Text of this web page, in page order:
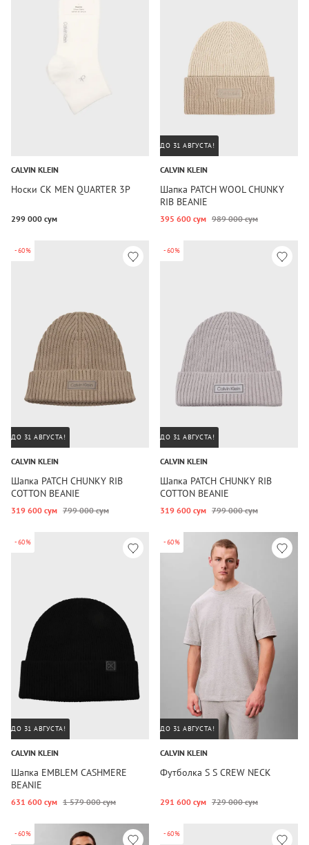
CALVIN KLEIN
Носки CK MEN QUARTER 3P
299 000 сум
ДО 31 АВГУСТА!
CALVIN KLEIN
Шапка PATCH WOOL CHUNKY
RIB BEANIE
395 600 сум 989 000 сум
-60%
ДО 31 АВГУСТА!
CALVIN KLEIN
Шапка PATCH CHUNKY RIB
COTTON BEANIE
319 600 сум 799 000 сум
-60%
ДО 31 АВГУСТА!
CALVIN KLEIN
Шапка PATCH CHUNKY RIB
COTTON BEANIE
319 600 сум 799 000 сум
-60%
ДО 31 АВГУСТА!
CALVIN KLEIN
Шапка EMBLEM CASHMERE
BEANIE
631 600 сум 1 579 000 сум
-60%
ДО 31 АВГУСТА!
CALVIN KLEIN
Футболка S S CREW NECK
291 600 сум 729 000 сум
-60% -60%